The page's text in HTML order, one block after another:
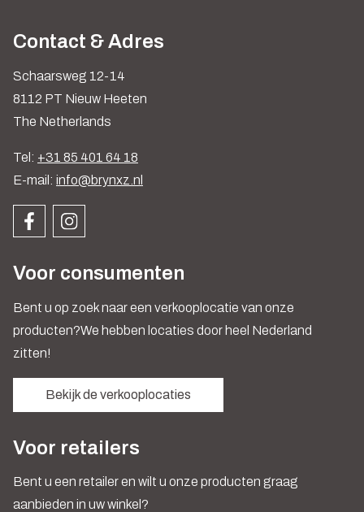
Contact & Adres
Schaarsweg 12-14
8112 PT Nieuw Heeten
The Netherlands
Tel: +31 85 401 64 18
E-mail: info@brynxz.nl
Voor consumenten
Bent u op zoek naar een verkooplocatie van onze
producten?We hebben locaties door heel Nederland
zitten!
Bekijk de verkooplocaties
Voor retailers
Bent u een retailer en wilt u onze producten graag
aanbieden in uw winkel?